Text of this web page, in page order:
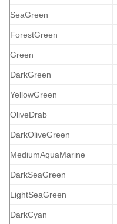
SeaGreen
ForestGreen
Green
DarkGreen
YellowGreen
OliveDrab
DarkOliveGreen
MediumAquaMarine
DarkSeaGreen
LightSeaGreen
DarkCyan